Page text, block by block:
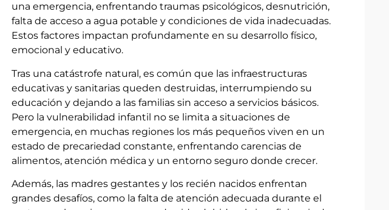
una emergencia, enfrentando traumas psicológicos, desnutrición,
falta de acceso a agua potable y condiciones de vida inadecuadas.
Estos factores impactan profundamente en su desarrollo físico,
emocional y educativo.
Tras una catástrofe natural, es común que las infraestructuras
educativas y sanitarias queden destruidas, interrumpiendo su
educación y dejando a las familias sin acceso a servicios básicos.
Pero la vulnerabilidad infantil no se limita a situaciones de
emergencia, en muchas regiones los más pequeños viven en un
estado de precariedad constante, enfrentando carencias de
alimentos, atención médica y un entorno seguro donde crecer.
Además, las madres gestantes y los recién nacidos enfrentan
grandes desafíos, como la falta de atención adecuada durante el